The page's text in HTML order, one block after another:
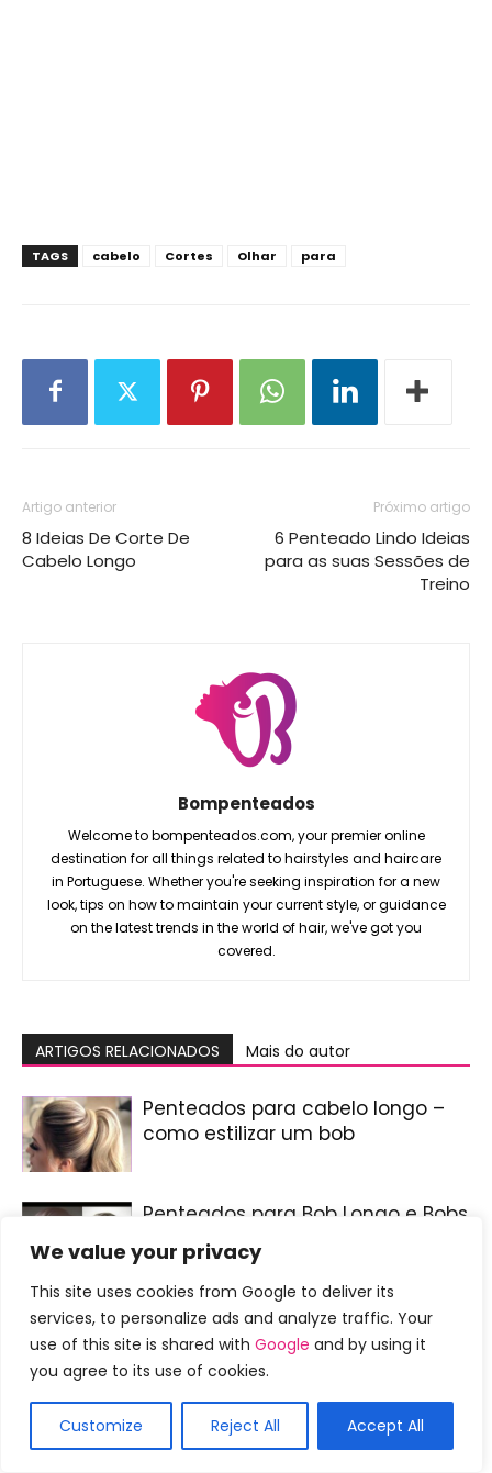
We value your privacy
This site uses cookies from Google to deliver its
services, to personalize ads and analyze traffic. Your
use of this site is shared with Google and by using it
you agree to its use of cookies.
Customize Reject All Accept All
TAGS cabelo Cortes Olhar para
Artigo anterior
8 Ideias De Corte De
Cabelo Longo
Próximo artigo
6 Penteado Lindo Ideias
para as suas Sessões de
Treino
Bompenteados
Welcome to bompenteados.com, your premier online
destination for all things related to hairstyles and haircare
in Portuguese. Whether you're seeking inspiration for a new
look, tips on how to maintain your current style, or guidance
on the latest trends in the world of hair, we've got you
covered.
ARTIGOS RELACIONADOS Mais do autor
Penteados para cabelo longo –
como estilizar um bob
Penteados para Bob Longo e Bobs
Penteados para clientes ativos